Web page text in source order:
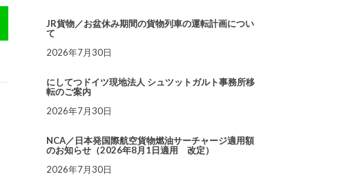
JR貨物／お盆休み期間の貨物列車の運転計画につい
て
2026年7月30日
にしてつドイツ現地法人 シュツットガルト事務所移
転のご案内
2026年7月30日
NCA／日本発国際航空貨物燃油サーチャージ適用額
のお知らせ（2026年8月1日適用 改定）
2026年7月30日